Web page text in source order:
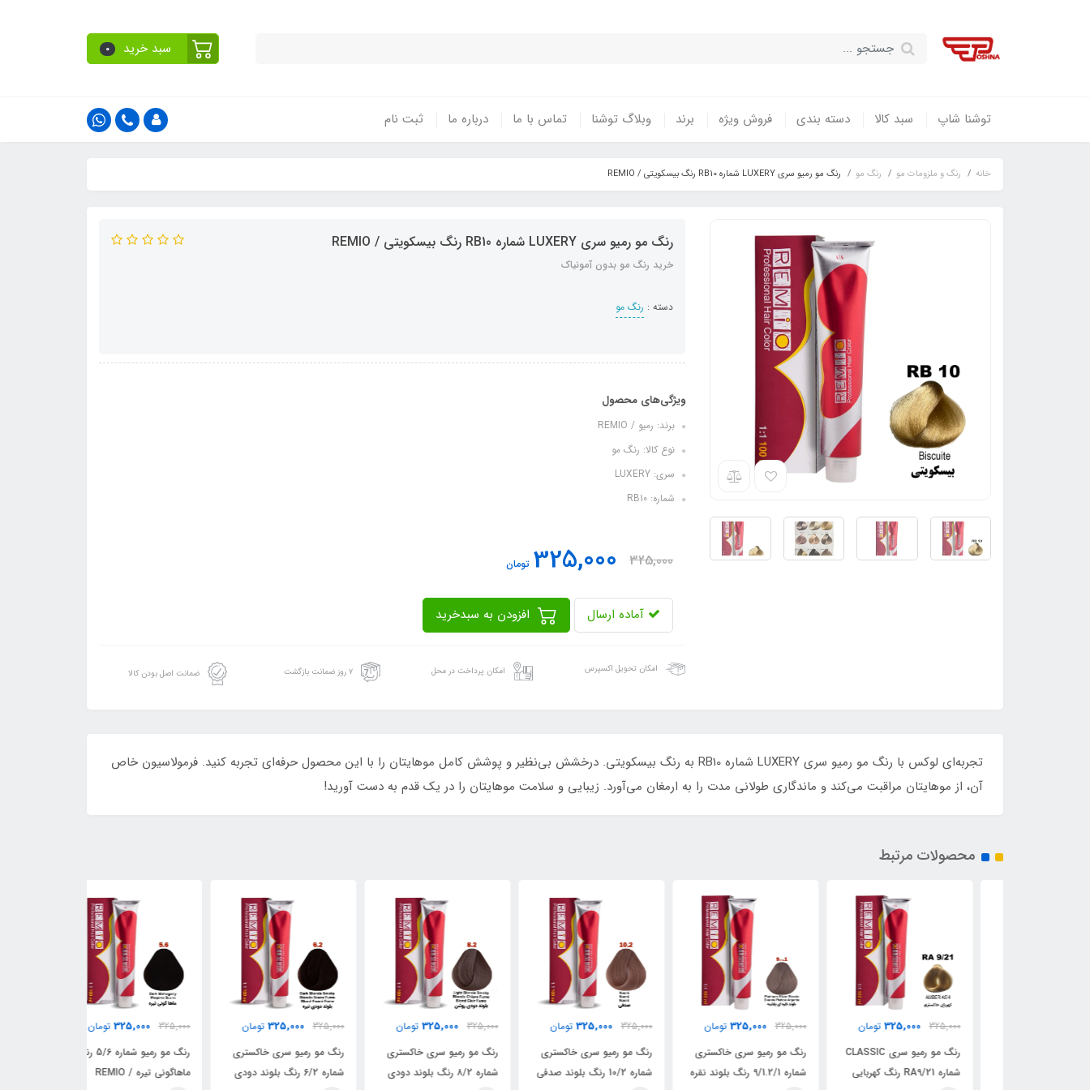
سبد خرید 0
توشنا شاپ سبد کالا دسته بندی فروش ویژه برند وبلاگ توشنا تماس با ما درباره ما ثبت نام
خانه رنگ و ملزومات مو رنگ مو رنگ مو رمیو سری LUXERY شماره RB10 رنگ بیسکویتی / REMIO
رنگ مو رمیو سری LUXERY شماره RB10 رنگ بیسکویتی / REMIO
خرید رنگ مو بدون آمونیاک
دسته : رنگ مو
ویژگی‌های محصول
برند: رمیو / REMIO
نوع کالا: رنگ مو
سری: LUXERY
شماره: RB10
325,000
325,000 تومان
آماده ارسال
امکان تحویل اکسپرس امکان پرداخت در محل ۷ روز ضمانت بازگشت ضمانت اصل بودن کالا
تجربه‌ای لوکس با رنگ مو رمیو سری LUXERY شماره RB10 به رنگ بیسکویتی. درخشش بی‌نظیر و پوشش کامل موهایتان را با این محصول حرفه‌ای تجربه کنید. فرمولاسیون خاص
آن، از موهایتان مراقبت می‌کند و ماندگاری طولانی مدت را به ارمغان می‌آورد. زیبایی و سلامت موهایتان را در یک قدم به دست آورید!
محصولات مرتبط
325,000
325,000 تومان
رنگ مو رمیو سری CLASSIC
شماره RA9/21 رنگ کهربایی
325,000
325,000 تومان
رنگ مو رمیو سری خاکستری
شماره 9/1.2/1 رنگ بلوند نقره
325,000
325,000 تومان
رنگ مو رمیو سری خاکستری
شماره 10/2 رنگ بلوند صدفی
325,000
325,000 تومان
رنگ مو رمیو سری خاکستری
شماره ۸/2 رنگ بلوند دودی
325,000
325,000 تومان
رنگ مو رمیو سری خاکستری
شماره 6/2 رنگ بلوند دودی
325,000
325,000 تومان
رنگ مو رمیو شماره 5/6 رنگ
ماهاگونی تیره / REMIO